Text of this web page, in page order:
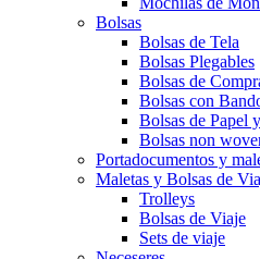
Bolsas
Bolsas de Tela
Bolsas Plegables
Bolsas de
Bolsas con
Bolsas de Papel
Bolsas non
Portadocumentos y
Maletas y Bolsas de
Trolleys
Bolsas de Viaje
Sets de viaje